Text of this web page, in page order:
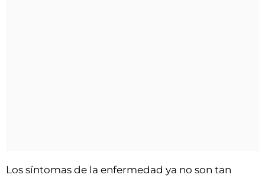
Los síntomas de la enfermedad ya no son tan